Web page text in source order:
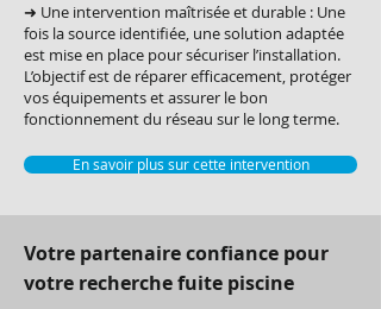
➜ Une intervention maîtrisée et durable : Une
fois la source identifiée, une solution adaptée
est mise en place pour sécuriser l’installation.
L’objectif est de réparer efficacement, protéger
vos équipements et assurer le bon
fonctionnement du réseau sur le long terme.
En savoir plus sur cette intervention
Votre partenaire confiance pour
votre recherche fuite piscine